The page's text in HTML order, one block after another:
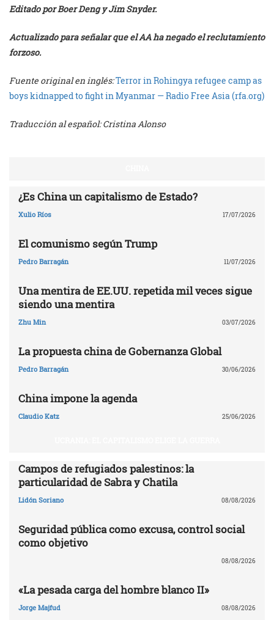
Editado por Boer Deng y Jim Snyder.
Actualizado para señalar que el AA ha negado el reclutamiento
forzoso.
Fuente original en inglés:Terror in Rohingya refugee camp as
boys kidnapped to fight in Myanmar — Radio Free Asia (rfa.org)
Traducción al español: Cristina Alonso
¿Es China un capitalismo de Estado?
Xulio Ríos 17/07/2026
El comunismo según Trump
Pedro Barragán 11/07/2026
Una mentira de EE.UU. repetida mil veces sigue
siendo una mentira
Zhu Min 03/07/2026
La propuesta china de Gobernanza Global
Pedro Barragán 30/06/2026
China impone la agenda
Claudio Katz 25/06/2026
Campos de refugiados palestinos: la
particularidad de Sabra y Chatila
Lidón Soriano 08/08/2026
Seguridad pública como excusa, control social
como objetivo
08/08/2026
«La pesada carga del hombre blanco II»
Jorge Majfud 08/08/2026